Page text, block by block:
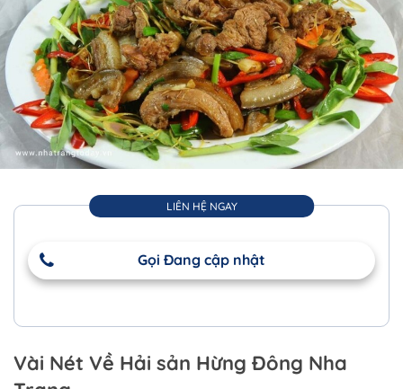
LIÊN HỆ NGAY
Gọi Đang cập nhật
Vài Nét Về Hải sản Hừng Đông Nha